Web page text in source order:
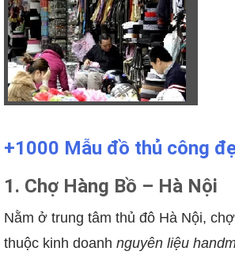
+1000 Mẫu đồ thủ công
1. Chợ Hàng Bồ – Hà Nội
Nằm ở trung tâm thủ đô Hà Nội,
thuộc kinh doanh nguyên liệu